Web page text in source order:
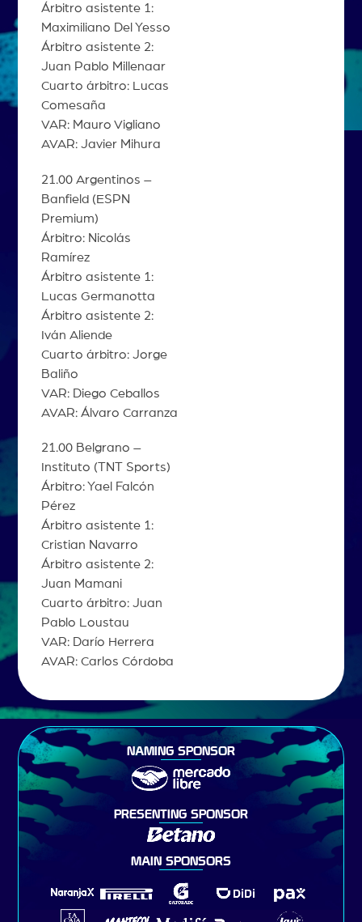
Árbitro asistente 1:
Maximiliano Del Yesso
Árbitro asistente 2:
Juan Pablo Millenaar
Cuarto árbitro: Lucas
Comesaña
VAR: Mauro Vigliano
AVAR: Javier Mihura
21.00 Argentinos –
Banfield (ESPN
Premium)
Árbitro: Nicolás
Ramírez
Árbitro asistente 1:
Lucas Germanotta
Árbitro asistente 2:
Iván Aliende
Cuarto árbitro: Jorge
Baliño
VAR: Diego Ceballos
AVAR: Álvaro Carranza
21.00 Belgrano –
Instituto (TNT Sports)
Árbitro: Yael Falcón
Pérez
Árbitro asistente 1:
Cristian Navarro
Árbitro asistente 2:
Juan Mamani
Cuarto árbitro: Juan
Pablo Loustau
VAR: Darío Herrera
AVAR: Carlos Córdoba
NAMING SPONSOR
PRESENTING SPONSOR
MAIN SPONSORS